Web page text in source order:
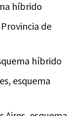
híbrido
de
híbrido
esquema